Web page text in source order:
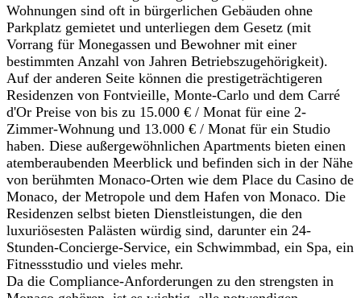
Wohnungen sind oft in bürgerlichen Gebäuden ohne
Parkplatz gemietet und unterliegen dem Gesetz (mit
Vorrang für Monegassen und Bewohner mit einer
bestimmten Anzahl von Jahren Betriebszugehörigkeit).
Auf der anderen Seite können die prestigeträchtigeren
Residenzen von Fontvieille, Monte-Carlo und dem Carré
d'Or Preise von bis zu 15.000 € / Monat für eine 2-
Zimmer-Wohnung und 13.000 € / Monat für ein Studio
haben. Diese außergewöhnlichen Apartments bieten einen
atemberaubenden Meerblick und befinden sich in der Nähe
von berühmten Monaco-Orten wie dem Place du Casino de
Monaco, der Metropole und dem Hafen von Monaco. Die
Residenzen selbst bieten Dienstleistungen, die den
luxuriösesten Palästen würdig sind, darunter ein 24-
Stunden-Concierge-Service, ein Schwimmbad, ein Spa, ein
Fitnessstudio und vieles mehr.
Da die Compliance-Anforderungen zu den strengsten in